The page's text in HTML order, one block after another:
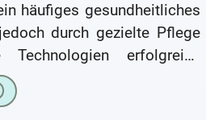
häufiges gesundheitliches
durch gezielte Pflege
erfolgreich
kann. Obwohl er
Alters betrifft, sind